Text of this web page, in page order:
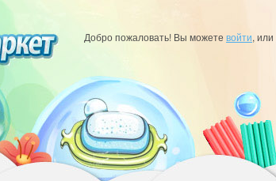
Добро пожаловать! Вы можете войти, или